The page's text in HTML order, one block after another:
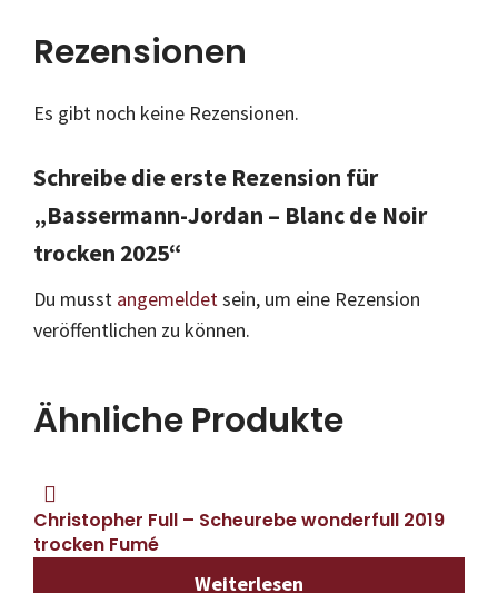
Rezensionen
Es gibt noch keine Rezensionen.
Schreibe die erste Rezension für
„Bassermann-Jordan – Blanc de Noir
trocken 2025“
Du musst angemeldetsein, um eine Rezension
veröffentlichen zu können.
Ähnliche Produkte
Christopher Full – Scheurebe wonderfull 2019
trocken Fumé
Weiterlesen